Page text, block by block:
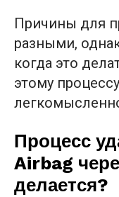
Причины для
разными,
когда это
этому
Процесс
Airbag
делается?